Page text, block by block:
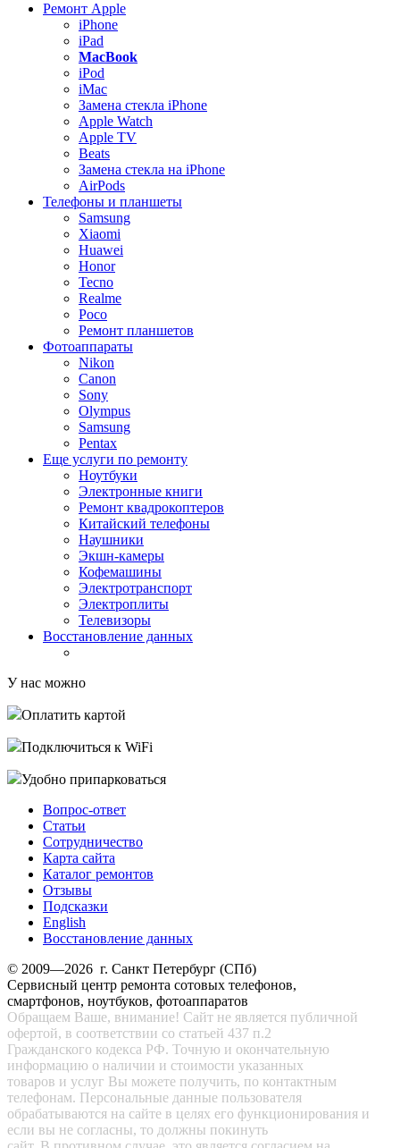
Ремонт Apple
iPhone
iPad
MacBook
iPod
iMac
Замена стекла iPhone
Apple Watch
Apple TV
Beats
Замена стекла на iPhone
AirPods
Телефоны и планшеты
Samsung
Xiaomi
Huawei
Honor
Tecno
Realme
Poco
Ремонт планшетов
Фотоаппараты
Nikon
Canon
Sony
Olympus
Samsung
Pentax
Еще услуги по ремонту
Ноутбуки
Электронные книги
Ремонт квадрокоптеров
Китайский телефоны
Наушники
Экшн-камеры
Кофемашины
Электротранспорт
Электроплиты
Телевизоры
Восстановление данных
У нас можно
Оплатить картой
Подключиться к WiFi
Удобно припарковаться
Вопрос-ответ
Статьи
Сотрудничество
Карта сайта
Каталог ремонтов
Отзывы
Подсказки
English
Восстановление данных
© 2009—2026 г. Санкт Петербург (СПб)
Сервисный центр ремонта сотовых телефонов,
смартфонов, ноутбуков, фотоаппаратов
Обращаем Ваше, внимание! Сайт не является публичной
офертой, в соответствии со статьей 437 п.2
Гражданского кодекса РФ. Точную и окончательную
информацию о наличии и стоимости указанных
товаров и услуг Вы можете получить, по контактным
телефонам. Персональные данные пользователя
обрабатываются на сайте в целях его функционирования и
если вы не согласны, то должны покинуть